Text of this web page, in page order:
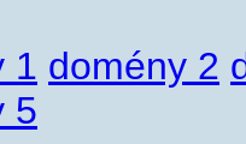
1 domény 2
5